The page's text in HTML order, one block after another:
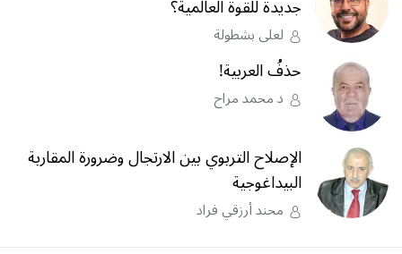
جديدة للقوة العالمية؟
لعلى بشطولة
حذفُ العربية!
د محمد مراح
الإصلاح التربوي بين الارتجال وضرورة المقاربة
البيداغوجية
محند أرزقي فراد